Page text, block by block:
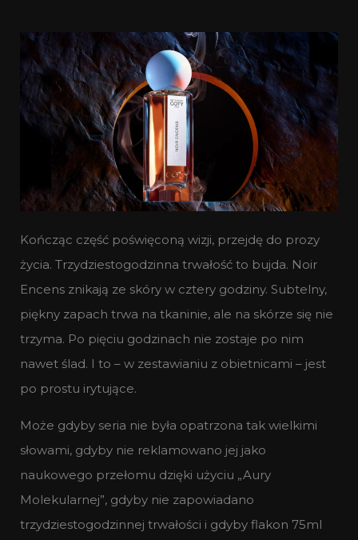
Kończąc część poświęconą wizji, przejdę do prozy
życia. Trzydziestogodzinna trwałość to bujda. Noir
Encens znikają ze skóry w cztery godziny. Subtelny,
piękny zapach trwa na tkaninie, ale na skórze się nie
trzyma. Po pięciu godzinach nie zostaje po nim
nawet ślad. I to – w zestawianiu z obietnicami – jest
po prostu irytujące.
Może gdyby seria nie była opatrzona tak wielkimi
słowami, gdyby nie reklamowano jej jako
naukowego przełomu dzięki użyciu „Aury
Molekularnej”, gdyby nie zapowiadano
trzydziestogodzinnej trwałości i gdyby flakon 75ml